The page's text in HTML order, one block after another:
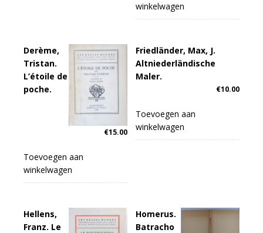
winkelwagen
Derème,
Tristan.
L’étoile de
poche.
€15.00
Toevoegen aan
winkelwagen
Friedländer, Max, J.
Altniederländische
Maler.
€10.00
Toevoegen aan
winkelwagen
Hellens,
Franz. Le
Homerus.
Batracho